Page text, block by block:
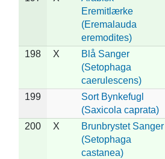
Eremitlærke
(Eremalauda
eremodites)
198 X
Blå Sanger
(Setophaga
caerulescens)
199
Sort Bynkefugl
(Saxicola caprata)
200 X
Brunbrystet Sanger
(Setophaga
castanea)